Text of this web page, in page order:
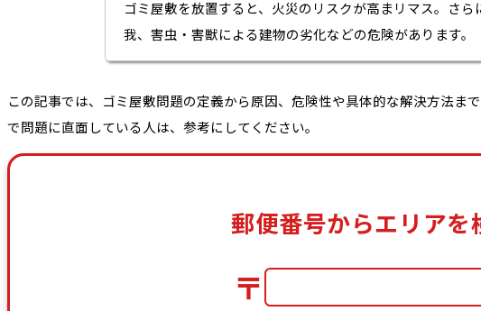
ゴミ屋敷を放置すると、火災のリスクが高まリマス。さ
我、害虫・害獣による建物の劣化などの危険があります。
この記事では、ゴミ屋敷問題の定義から原因、危険性や具体的な解決方法ま
で問題に直面している人は、参考にしてください。
郵便番号からエリアを
〒